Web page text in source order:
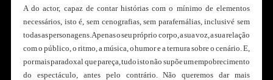
A do actor, capaz de contar histórias com o mínimo de elementos
necessários, isto é, sem cenografias, sem parafernálias, inclusivé sem
todas as personagens. Apenas o seu próprio corpo, a sua voz, a sua relação
com o público, o ritmo, a música, o humor e a ternura sobre o cenário. E,
por mais paradoxal que pareça, tudo isto não supõe um empobrecimento
do espectáculo, antes pelo contrário. Não queremos dar mais